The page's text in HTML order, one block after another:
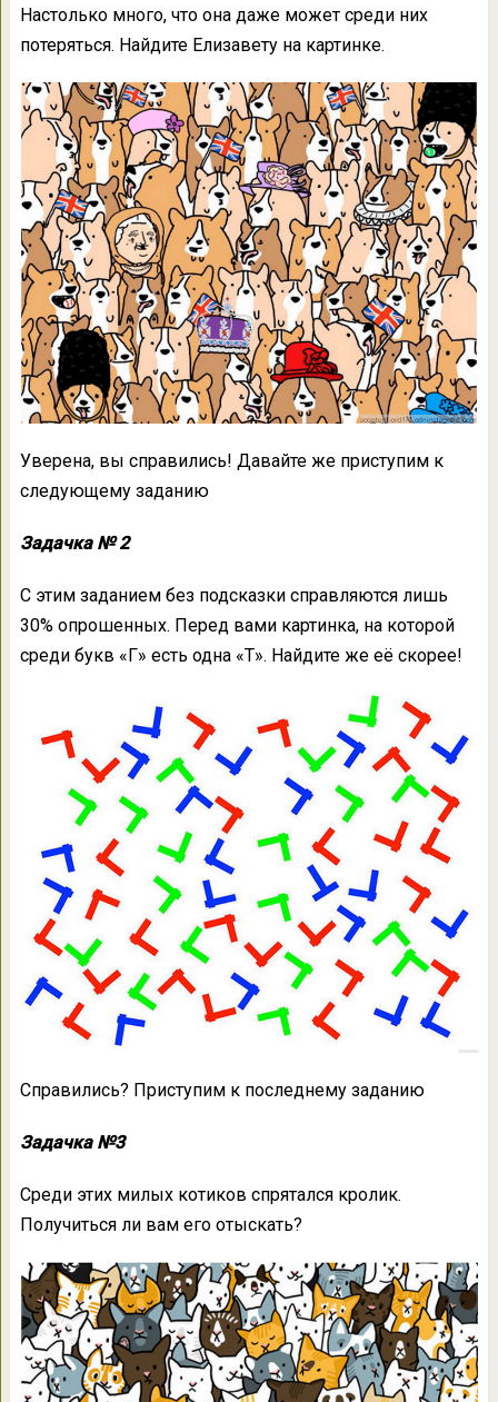
Настолько много, что она даже может среди них
потеряться. Найдите Елизавету на картинке.
Уверена, вы справились! Давайте же приступим к
следующему заданию
Задачка № 2
С этим заданием без подсказки справляются лишь
30% опрошенных. Перед вами картинка, на которой
среди букв «Г» есть одна «Т». Найдите же её скорее!
Справились? Приступим к последнему заданию
Задачка №3
Среди этих милых котиков спрятался кролик.
Получиться ли вам его отыскать?